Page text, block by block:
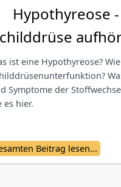
Hypothyreose
ist eine Hypothyreose?
Symptome der
es hier.
Beitrag lesen...